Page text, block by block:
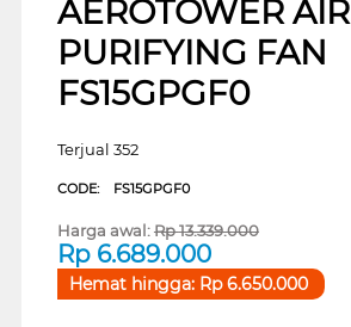
AEROTOWER AIR
PURIFYING FAN
FS15GPGF0
Terjual 352
CODE: FS15GPGF0
Harga awal:Rp13.339.000
Rp 6.689.000
Hemat hingga: Rp6.650.000